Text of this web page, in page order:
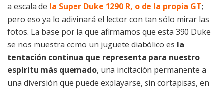
a escala de la Super Duke 1290 R, o de la propia GT;
pero eso ya lo adivinará el lector con tan sólo mirar las
fotos. La base por la que afirmamos que esta 390 Duke
se nos muestra como un juguete diabólico es la
tentación continua que representa para nuestro
espíritu más quemado, una incitación permanente a
una diversión que puede explayarse, sin cortapisas, en